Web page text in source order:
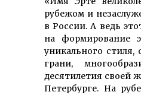
рубежом и
в России. А ведь
на форми­рование
уникального
грани,
десятилетия своей
Петербурге. На